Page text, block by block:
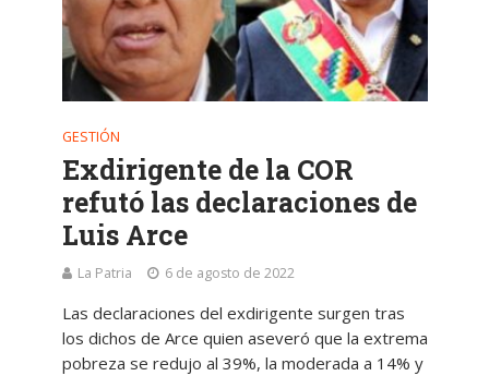
GESTIÓN
Exdirigente de la COR
refutó las declaraciones de
Luis Arce
La Patria 6 de agosto de 2022
Las declaraciones del exdirigente surgen tras
los dichos de Arce quien aseveró que la extrema
pobreza se redujo al 39%, la moderada a 14% y